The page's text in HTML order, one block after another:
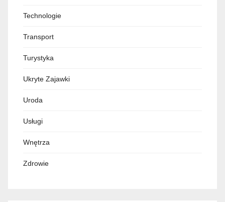
Turystyka
Ukryte Zajawki
Uroda
Usługi
Wnętrza
Zdrowie